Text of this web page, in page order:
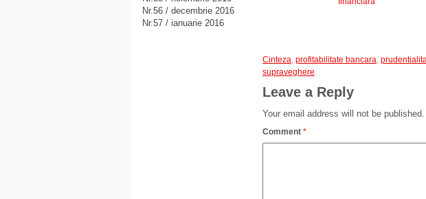
Cinteza, profitabilitate bancara,
supraveghere
Leave a Reply
Your email address will not be published.
Comment *
Nr.56 / decembrie 2016
Nr.57 / ianuarie 2016